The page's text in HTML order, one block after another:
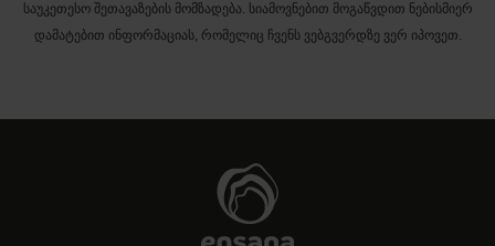
საუკეთესო შეთავაზების მომზადება. სიამოვნებით მოგაწვდით ნებისმიერ
დამატებით ინფორმაციას, რომელიც ჩვენს ვებგვერდზე ვერ იპოვეთ.